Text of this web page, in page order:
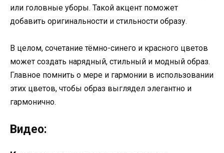
или головные уборы. Такой акцент поможет
добавить оригинальности и стильности образу.
В целом, сочетание тёмно-синего и красного цветов
может создать нарядный, стильный и модный образ.
Главное помнить о мере и гармонии в использовании
этих цветов, чтобы образ выглядел элегантно и
гармонично.
Видео: